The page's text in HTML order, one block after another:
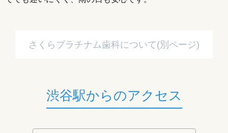
さくらプラチナム歯科について(別ページ)
渋谷駅からのアクセス